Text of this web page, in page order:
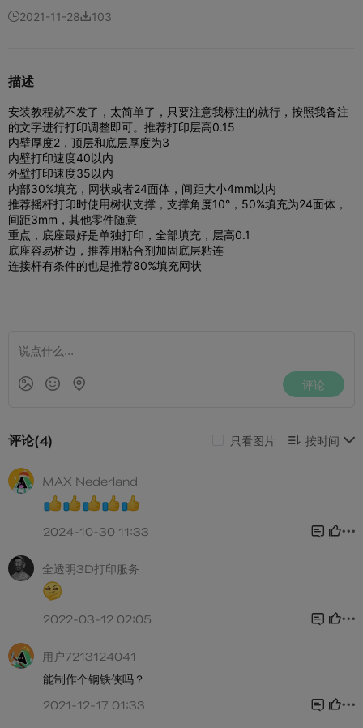
2021-11-28103
描述
安装教程就不发了，太简单了，只要注意我标注的就行，按照我备注
的文字进行打印调整即可。 推荐打印层高0.15
内壁厚度2，顶层和底层厚度为3
内壁打印速度40以内
外壁打印速度35以内
内部30%填充，网状或者24面体，间距大小4mm以内
推荐摇杆打印时使用树状支撑，支撑角度10°，50%填充为24面体，
间距3mm，其他零件随意
重点，底座最好是单独打印，全部填充，层高0.1
底座容易桥边，推荐用粘合剂加固底层粘连
连接杆有条件的也是推荐80%填充网状